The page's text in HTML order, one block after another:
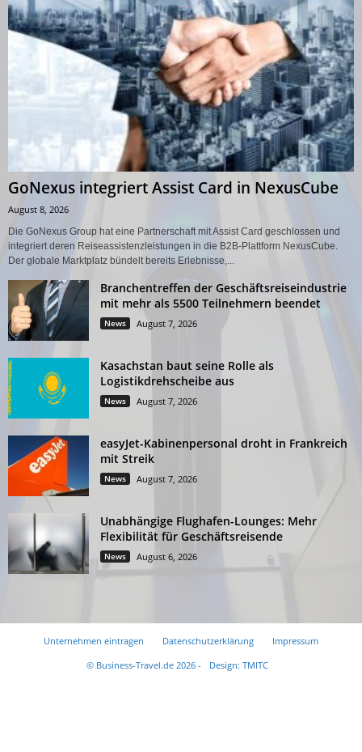
GoNexus integriert Assist Card in NexusCube
August 8, 2026
Die GoNexus Group hat eine Partnerschaft mit Assist Card geschlossen und
integriert deren Reiseassistenzleistungen in die B2B-Plattform NexusCube.
Der globale Marktplatz bündelt bereits Erlebnisse,...
Branchentreffen der Geschäftsreiseindustrie
mit mehr als 5500 Teilnehmern beendet
News August 7, 2026
Kasachstan baut seine Rolle als
Logistikdrehscheibe aus
News August 7, 2026
easyJet-Kabinenpersonal droht in Frankreich
mit Streik
News August 7, 2026
Unabhängige Flughafen-Lounges: Mehr
Flexibilität für Geschäftsreisende
News August 6, 2026
Unternehmen eintragen Datenschutzerklärung
Impressum
© Business-Travel.de 2026 -
Design: TMITC